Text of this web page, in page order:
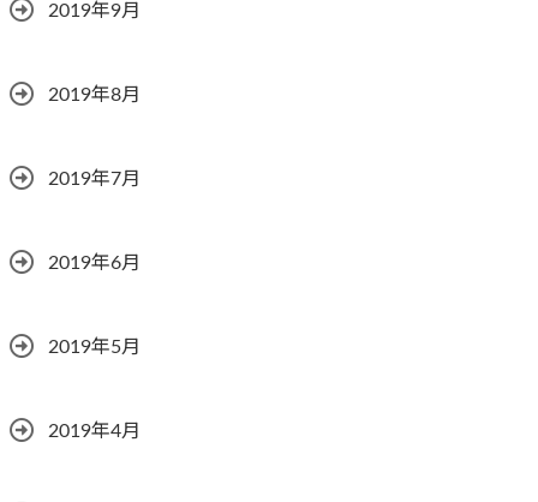
2019年9月
2019年8月
2019年7月
2019年6月
2019年5月
2019年4月